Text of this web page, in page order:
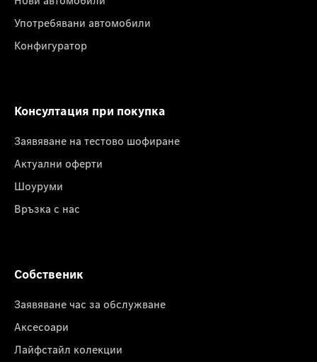
Употребявани автомобили
Конфигуратор
Консултация при покупка
Заявяване на тестово шофиране
Актуални оферти
Шоуруми
Връзка с нас
Собственик
Заявяване час за обслужване
Аксесоари
Лайфстайл колекции